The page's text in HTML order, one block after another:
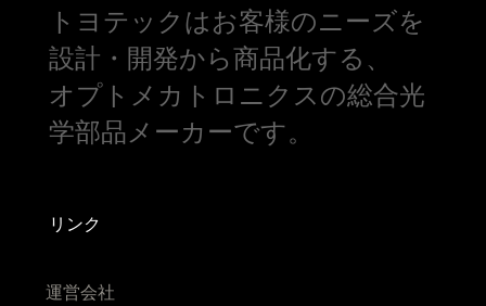
トヨテックはお客様のニーズを
設計・開発から商品化する、
オプトメカトロニクスの総合光
学部品メーカーです。
リンク
運営会社